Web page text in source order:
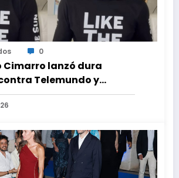
0
Cimarro lanzó dura
Telemundo y
lo que hacen en su contra